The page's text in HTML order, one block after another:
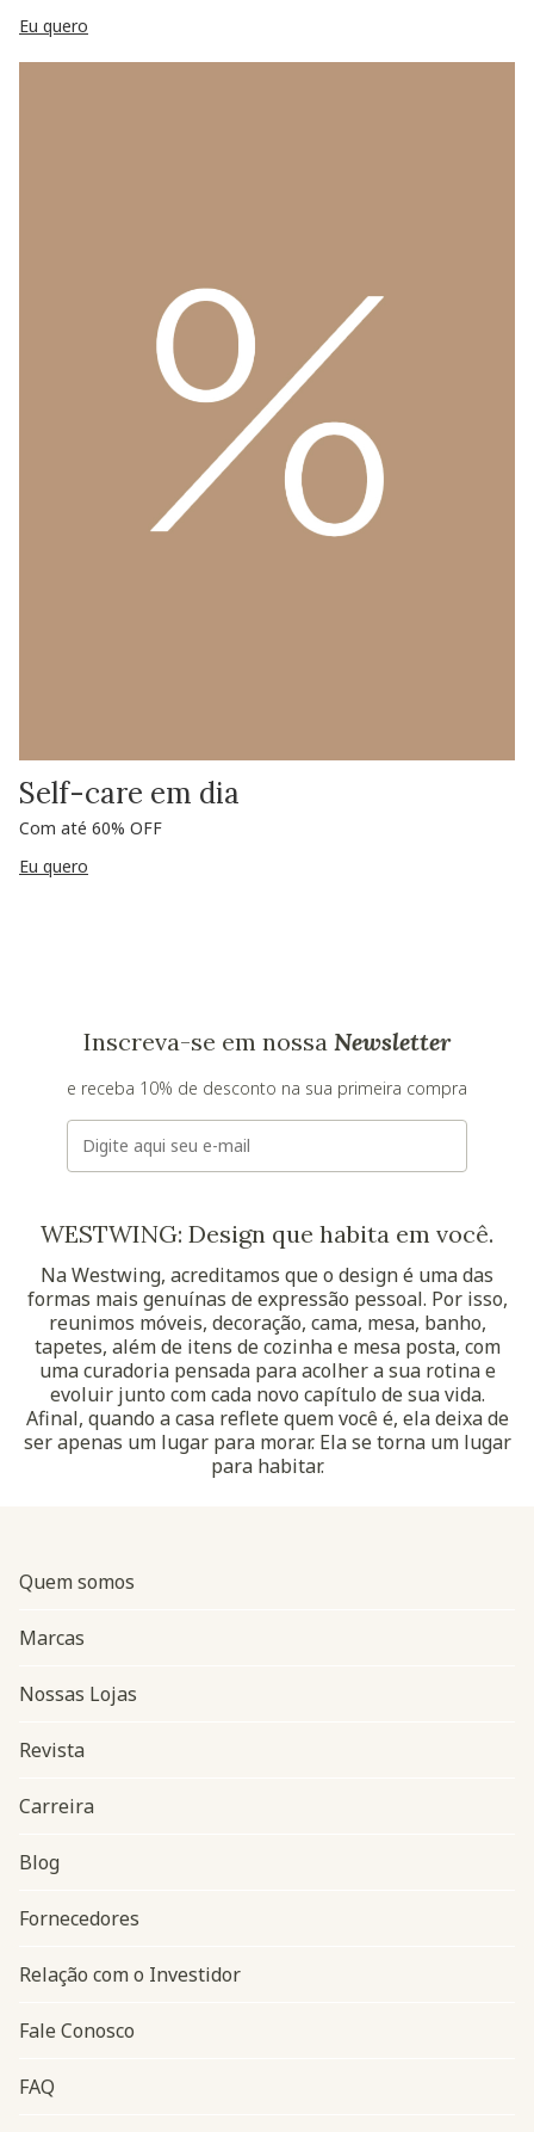
Eu quero
Self-care em dia
Com até 60% OFF
Eu quero
Inscreva-se em nossa Newsletter
e receba 10% de desconto na sua primeira compra
E-mail
WESTWING: Design que habita em você.
Na Westwing, acreditamos que o design é uma das
formas mais genuínas de expressão pessoal. Por isso,
reunimos móveis, decoração, cama, mesa, banho,
tapetes, além de itens de cozinha e mesa posta, com
uma curadoria pensada para acolher a sua rotina e
evoluir junto com cada novo capítulo de sua vida.
Afinal, quando a casa reflete quem você é, ela deixa de
ser apenas um lugar para morar. Ela se torna um lugar
para habitar.
Navegação do rodapé
Quem somos
Marcas
Nossas Lojas
Revista
Carreira
Blog
Fornecedores
Relação com o Investidor
Fale Conosco
FAQ